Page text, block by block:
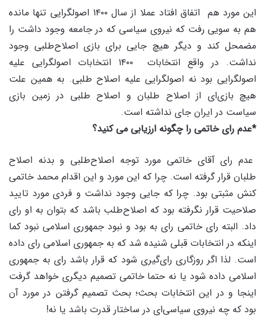
این مورد هم اتفاق افتاد عملا از سال ۱۴۰۰ اصولگرایی تنها مانده
هم به سویی رفت که نیروی سیاسی که در جامعه وجود داشت را
مضمحل کند و دیگر هیچ جایی برای بازی اصلاح‌طلبی وجود
نداشت. در واقع انتخابات ۱۴۰۰ انتخابات اصولگرایی علیه
اصولگرایی بود نه اصولگرایی علیه اصلاح طلبی. به همین علت
هیچ بازی‌ای از اصلاح طلبان و اصلاح طلبی در زمین بازی
سیاست در ایران جای نداشته است.
*عدم رای خاتمی را چگونه ارزیابی می کنید؟
عدم رای آقای خاتمی مورد توجه اصلاح‌طلبی و بدنه اصلاح
طلبان قرار گرفته است. چرا که این مورد و این اقدام محمد خاتمی
کنش مثبتی بود. چرا که جایی وجود نداشت و فردی مورد تایید
صلاحیت قرار نگرفته بود که اصلاح‌طلب باشد که بتوان به او رای
داد. البته رای خاتمی رای به بود و نبود جمهوری اسلامی نبود کما
اینکه در انتخابات قبلی شنیده شد که به جمهوری اسلامی رای داده
است. لذا اگر روزگاری رای‌گیری شود که قرار باشد رای به جمهوری
اسلامی داده شود یا نه حتما خاتمی تصمیم دیگری خواهد گرفت
اینجا و در این انتخابات بحث؛ بحث تصمیم گرفتن در مورد آن
بود که چه نیروی سیاسی‌ای در ساختار قدرت باشد یا نه!